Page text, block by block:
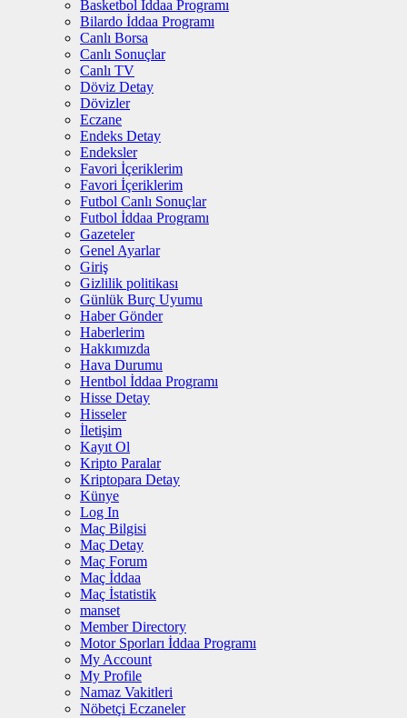
Basketbol İddaa Programı
Bilardo İddaa Programı
Canlı Borsa
Canlı Sonuçlar
Canlı TV
Döviz Detay
Dövizler
Eczane
Endeks Detay
Endeksler
Favori İçeriklerim
Favori İçeriklerim
Futbol Canlı Sonuçlar
Futbol İddaa Programı
Gazeteler
Genel Ayarlar
Giriş
Gizlilik politikası
Günlük Burç Uyumu
Haber Gönder
Haberlerim
Hakkımızda
Hava Durumu
Hentbol İddaa Programı
Hisse Detay
Hisseler
İletişim
Kayıt Ol
Kripto Paralar
Kriptopara Detay
Künye
Log In
Maç Bilgisi
Maç Detay
Maç Forum
Maç İddaa
Maç İstatistik
manset
Member Directory
Motor Sporları İddaa Programı
My Account
My Profile
Namaz Vakitleri
Nöbetçi Eczaneler